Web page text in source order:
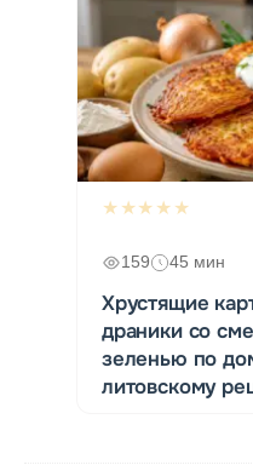
★★★★★
159 45 мин
Хрустящие
драники со
зеленью по
литовскому